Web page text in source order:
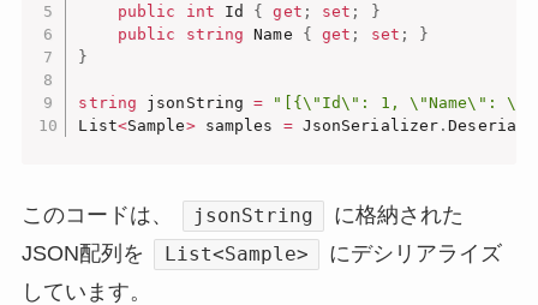
public
int Id { get ; set ;
}
public
string Name { get ; set ;
}
}
string jsonString =
"[{\"Id\": 1, \"Name\":
List<Sample> samples = JsonSerializer .
このコードは、 jsonString
に格納された
JSON配列を
List<Sample>
にデシリアライズ
しています。